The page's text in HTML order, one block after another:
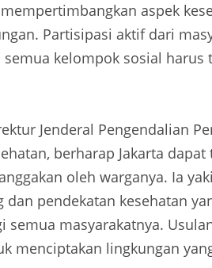
aspek
Partisipasi aktif dari
kelompok sosial harus
Jenderal Pengendalian
berharap Jakarta dapat
oleh warganya. Ia
pendekatan kesehatan
semua masyarakatnya.
menciptakan lingkungan